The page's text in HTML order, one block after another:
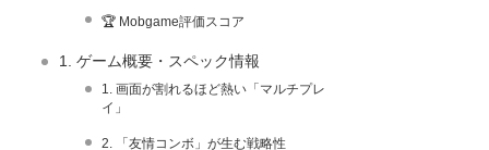
🏆 Mobgame評価スコア
1. ゲーム概要・スペック情報
1. 画面が割れるほど熱い「マルチプレ
イ」
2. 「友情コンボ」が生む戦略性